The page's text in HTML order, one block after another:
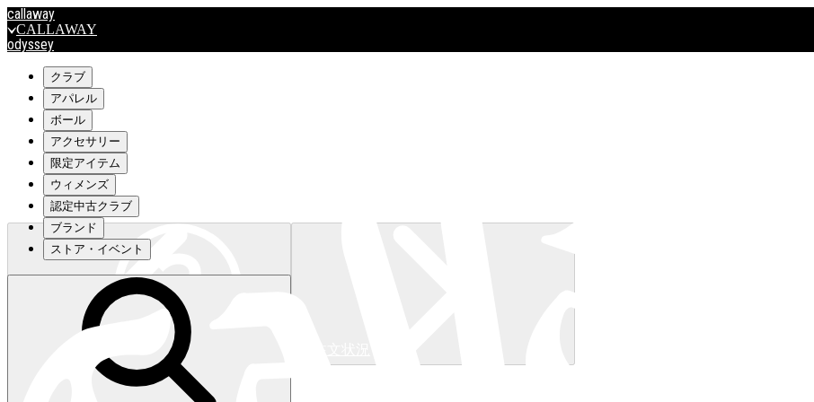
callaway
CALLAWAY
odyssey
travismathew
outlet
OUTLET
キャロウェイアパレルはこちら>>>
キャロウェイアパレルはこちら>>>
クラブ
アパレル
ボール
アクセサリー
限定アイテム
ウィメンズ
認定中古クラブ
ブランド
ストア・イベント